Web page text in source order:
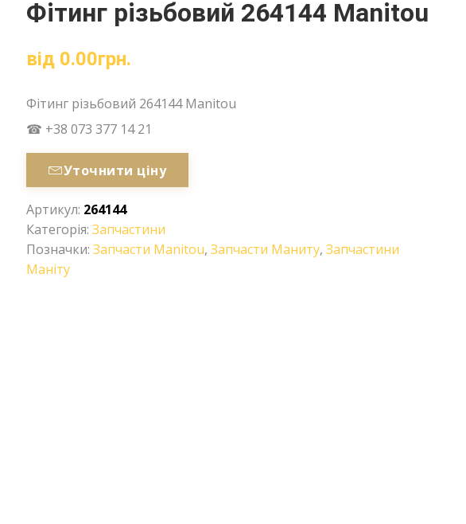
Фітинг різьбовий 264144 Manitou
від 0.00грн.
Фітинг різьбовий 264144 Manitou
☎ +38 073 377 14 21
Уточнити ціну
Артикул: 264144
Категорія:Запчастини
Позначки:Запчасти Manitou,Запчасти Маниту,Запчастини
Маніту